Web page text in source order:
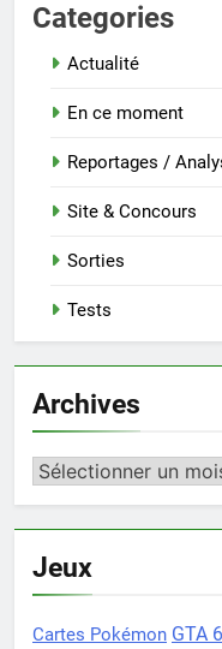
Categories
Actualité
En ce moment
Reportages /
Site & Concours
Sorties
Tests
Archives
Archives
Jeux
Cartes Pokémon GTA 6